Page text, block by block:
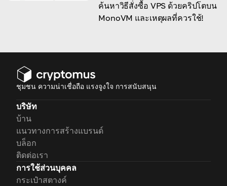
ค้นหาวิธีสั่งซื้อ VPS ด้วยคริปโตบน
MonoVM และเหตุผลที่ควรใช้!
ชุมชน ความน่าเชื่อถือ แรงจูงใจ การสนับสนุน
บริษัท
บ้าน
แนวทางการสร้างแบรนด์
บล็อก
ติดต่อเรา
การใช้ส่วนบุคคล
กระเป๋าสตางค์